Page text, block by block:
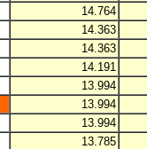
14.764
14.363
14.363
14.191
13.994
13.994
13.994
13.785